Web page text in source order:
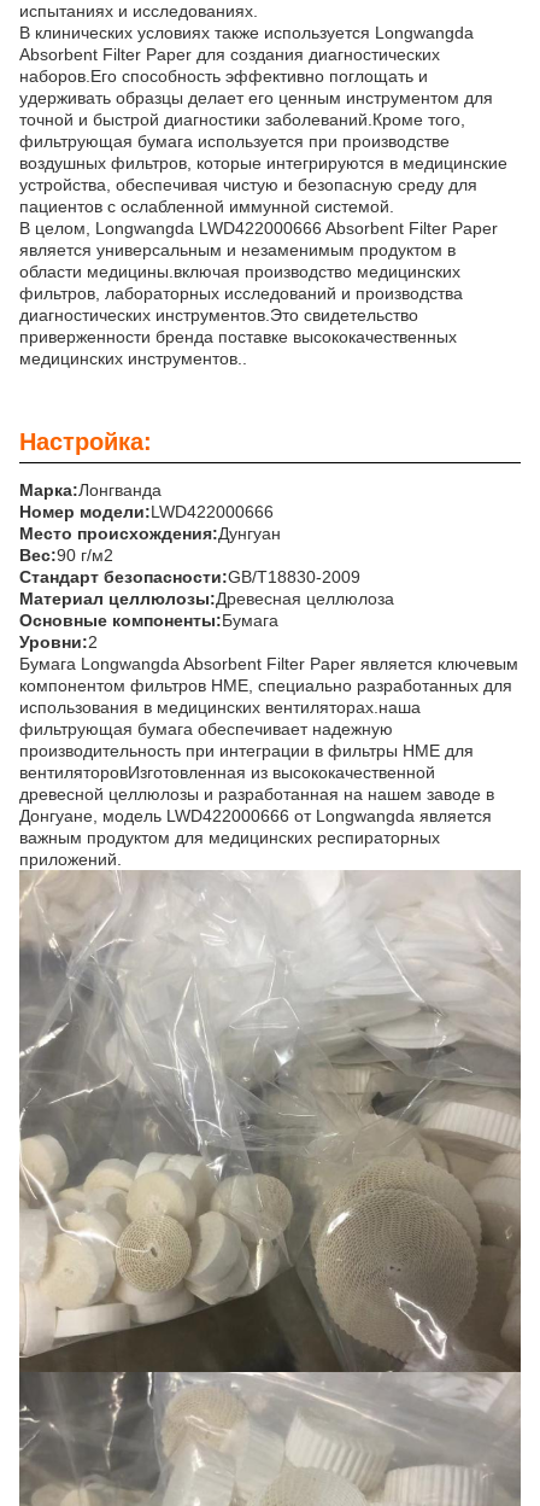
испытаниях и исследованиях.
В клинических условиях также используется Longwangda
Absorbent Filter Paper для создания диагностических
наборов.Его способность эффективно поглощать и
удерживать образцы делает его ценным инструментом для
точной и быстрой диагностики заболеваний.Кроме того,
фильтрующая бумага используется при производстве
воздушных фильтров, которые интегрируются в медицинские
устройства, обеспечивая чистую и безопасную среду для
пациентов с ослабленной иммунной системой.
В целом, Longwangda LWD422000666 Absorbent Filter Paper
является универсальным и незаменимым продуктом в
области медицины.включая производство медицинских
фильтров, лабораторных исследований и производства
диагностических инструментов.Это свидетельство
приверженности бренда поставке высококачественных
медицинских инструментов..
Настройка:
Марка:Лонгванда
Номер модели:LWD422000666
Место происхождения:Дунгуан
Вес:90 г/м2
Стандарт безопасности:GB/T18830-2009
Материал целлюлозы:Древесная целлюлоза
Основные компоненты:Бумага
Уровни:2
Бумага Longwangda Absorbent Filter Paper является ключевым
компонентом фильтров HME, специально разработанных для
использования в медицинских вентиляторах.наша
фильтрующая бумага обеспечивает надежную
производительность при интеграции в фильтры HME для
вентиляторовИзготовленная из высококачественной
древесной целлюлозы и разработанная на нашем заводе в
Донгуане, модель LWD422000666 от Longwangda является
важным продуктом для медицинских респираторных
приложений.